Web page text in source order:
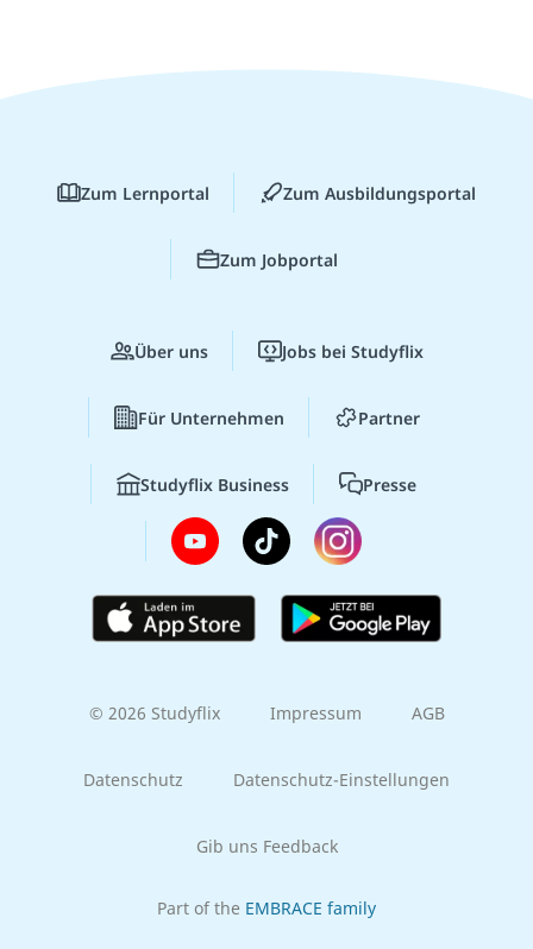
Zum Lernportal Zum Ausbildungsportal
Zum Jobportal
Über uns Jobs bei Studyflix
Für Unternehmen Partner
Studyflix Business Presse
© 2026 Studyflix Impressum AGB
Datenschutz Datenschutz-Einstellungen
Gib uns Feedback
Part of the EMBRACE family